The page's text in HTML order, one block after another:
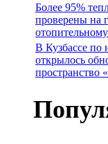
Более 95%
проверены на
В Кузбассе по
открылось
пространство